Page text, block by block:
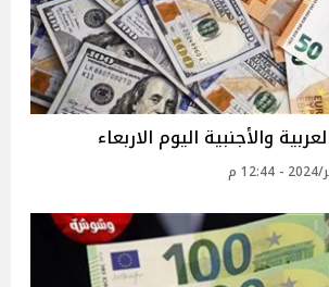
والأجنبية اليوم الاربعاء